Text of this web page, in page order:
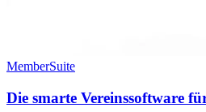
MemberSuite
Die smarte Vereinssoftware